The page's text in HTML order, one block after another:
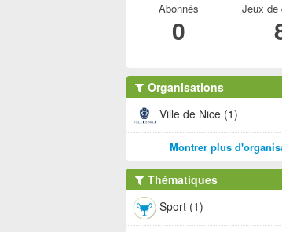
Abonnés
0
Jeux de
Organisations
Ville de Nice (1)
Montrer plus
Thématiques
Sport (1)